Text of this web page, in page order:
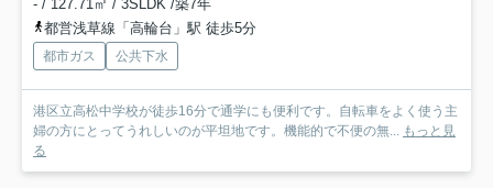
- / 127.71㎡ / 3SLDK /築7年
都営浅草線「高輪台」駅 徒歩5分
都市ガス 公共下水
港区立高松中学校が徒歩16分で通学にも便利です。自転車をよく使う主
婦の方にとってうれしいのが平坦地です。機能的で不便の無... もっと見
る